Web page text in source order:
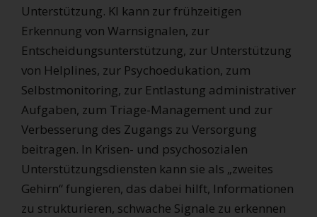
Unterstützung. KI kann zur frühzeitigen
Erkennung von Warnsignalen, zur
Entscheidungsunterstützung, zur Unterstützung
von Helplines, zur Psychoedukation, zum
Selbstmonitoring, zur Entlastung administrativer
Aufgaben, zum Triage-Management und zur
Verbesserung des Zugangs zu Versorgung
beitragen. In Krisen- und psychosozialen
Unterstützungsdiensten kann sie als „zweites
Gehirn“ fungieren, das dabei hilft, Informationen
zu strukturieren, schwache Signale zu erkennen